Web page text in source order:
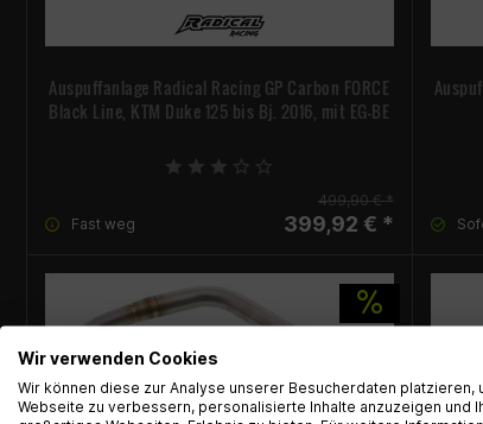
Auspuffanlage Radical Racing GP Carbon FORCE
Black Line, KTM Duke 125 bis Bj. 2016, mit EG-BE
Fast weg
499,90 € *
399,92 € *
Wir verwenden Cookies
Wir können diese zur Analyse unserer Besucherdaten platzieren,
Webseite zu verbessern, personalisierte Inhalte anzuzeigen und